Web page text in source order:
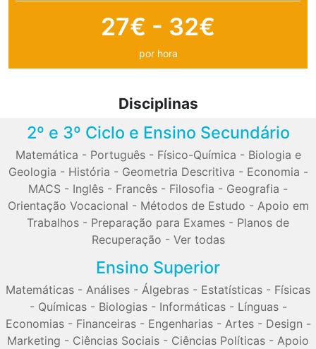
27€ - 32€
por hora
Disciplinas
2º e 3º Ciclo e Ensino Secundário
Matemática - Português- Físico-Química - Biologia e
Geologia - História - Geometria Descritiva - Economia -
MACS - Inglês - Francês - Filosofia - Geografia -
Orientação Vocacional - Métodos de Estudo - Apoio em
Trabalhos - Preparação para Exames - Planos de
Recuperação - Ver todas
Ensino Superior
Matemáticas - Análises - Álgebras - Estatísticas - Físicas
- Químicas- Biologias- Informáticas- Línguas-
Economias- Financeiras- Engenharias- Artes- Design -
Marketing - Ciências Sociais - Ciências Políticas - Apoio